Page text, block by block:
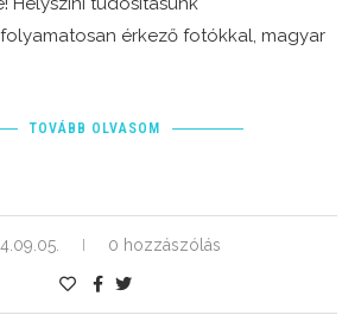
érkező fotókkal, magyar
TOVÁBB OLVASOM
0 hozzászólás